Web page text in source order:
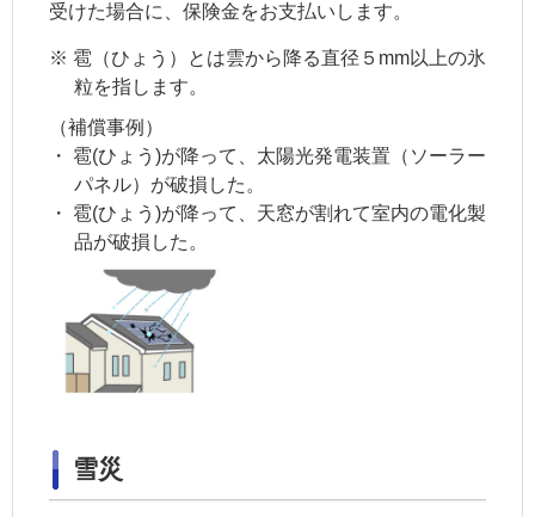
受けた場合に、保険金をお支払いします。
※ 雹（ひょう）とは雲から降る直径５mm以上の氷
粒を指します。
（補償事例）
・
雹(ひょう)が降って、太陽光発電装置（ソーラー
パネル）が破損した。
・
雹(ひょう)が降って、天窓が割れて室内の電化製
品が破損した。
雪災